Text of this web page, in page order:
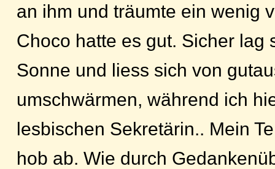
an ihm und träumte ein wenig
Choco hatte es gut. Sicher lag
Sonne und liess sich von
umschwärmen, während ich
lesbischen Sekretärin.. Mein
hob ab. Wie durch